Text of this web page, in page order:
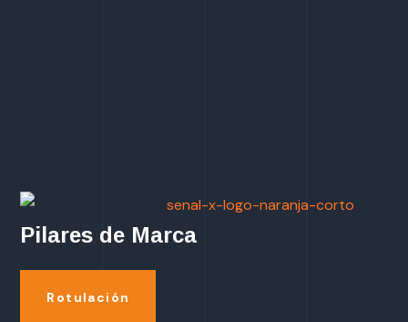
Pilares de Marca
Rotulación